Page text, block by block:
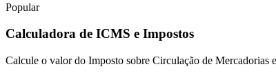
Popular
Calculadora de ICMS e Impostos
Calcule o valor do Imposto sobre Circulação de Mercadorias